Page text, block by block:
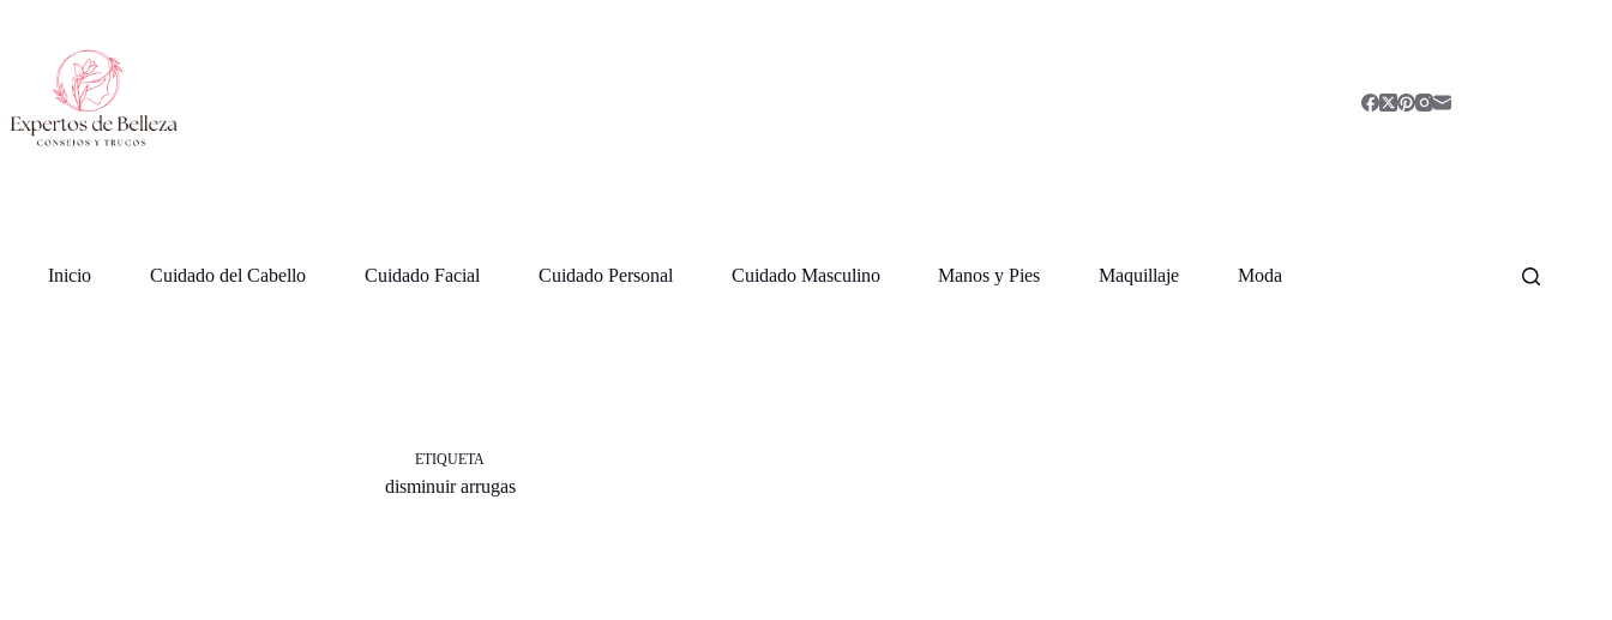
contenido
Inicio Cuidado del Cabello Cuidado Facial Cuidado Personal Cuidado Masculino Manos y Pies Maquillaje Moda
ETIQUETA
disminuir arrugas